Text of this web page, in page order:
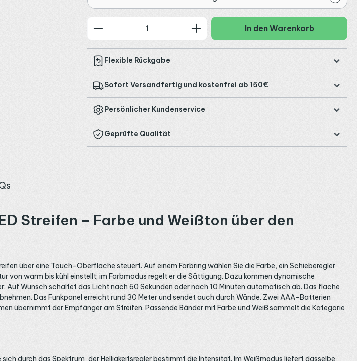
Produkt Anzahl: Gib den gewünschten Wert
In den Warenkorb
Flexible Rückgabe
Sofort Versandfertig und kostenfrei ab 150€
Persönlicher Kundenservice
Geprüfte Qualität
Streifen – Farbe und Weißton über den
über eine Touch-Oberfläche steuert. Auf einem Farbring wählen Sie die Farbe, ein Schieberegler
von warm bis kühl einstellt; im Farbmodus regelt er die Sättigung. Dazu kommen dynamische
Auf Wunsch schaltet das Licht nach 60 Sekunden oder nach 10 Minuten automatisch ab. Das flache
Das Funkpanel erreicht rund 30 Meter und sendet auch durch Wände. Zwei AAA-Batterien
übernimmt der Empfänger am Streifen. Passende Bänder mit Farbe und Weiß sammelt die Kategorie
durch das Spektrum, der Helligkeitsregler bestimmt die Intensität. Im Weißmodus liefert dasselbe